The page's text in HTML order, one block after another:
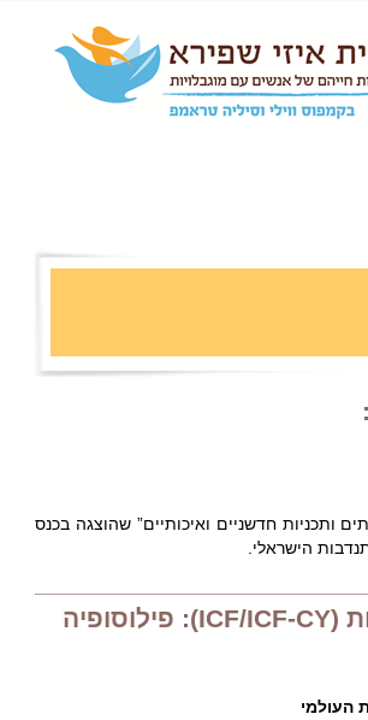
חדשניים ואיכותיים” שהוצגה בכנס
הישראלי.
הסיווג הבינלאומי לתפקוד, מוגבלות ובריאות (ICF/ICF-CY): פילוסופיה
העולמי